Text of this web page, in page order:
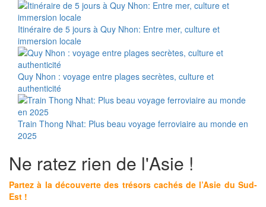
Itinéraire de 5 jours à Quy Nhon: Entre mer, culture et
immersion locale
Quy Nhon : voyage entre plages secrètes, culture et
authenticité
Train Thong Nhat: Plus beau voyage ferroviaire au monde en
2025
Ne ratez rien de l'Asie !
Partez à la découverte des trésors cachés de l’Asie du Sud-
Est !